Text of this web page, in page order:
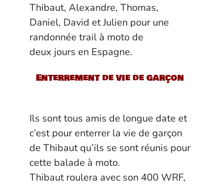
Thibaut, Alexandre, Thomas,
Daniel, David et Julien pour une
randonnée trail à moto de
deux jours en Espagne.
Enterrement de vie de garçon
Ils sont tous amis de longue date et
c’est pour enterrer la vie de garçon
de Thibaut qu’ils se sont réunis pour
cette balade à moto.
Thibaut roulera avec son 400 WRF,